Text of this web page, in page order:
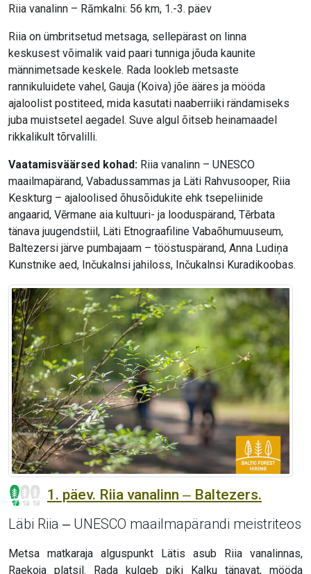
Riia vanalinn – Rāmkalni: 56 km, 1.-3. päev
Riia on ümbritsetud metsaga, sellepärast on linna
keskusest võimalik vaid paari tunniga jõuda kaunite
männimetsade keskele. Rada lookleb metsaste
rannikuluidete vahel, Gauja (Koiva) jõe ääres ja mööda
ajaloolist postiteed, mida kasutati naaberriiki rändamiseks
juba muistsetel aegadel. Suve algul õitseb heinamaadel
rikkalikult tõrvalilli.
Vaatamisväärsed kohad: Riia vanalinn – UNESCO
maailmapärand, Vabadussammas ja Läti Rahvusooper, Riia
Keskturg – ajaloolised õhusõidukite ehk tsepeliinide
angaarid, Vērmane aia kultuuri- ja looduspärand, Tērbata
tänava juugendstiil, Läti Etnograafiline Vabaõhumuuseum,
Baltezersi järve pumbajaam – tööstuspärand, Anna Ludiņa
Kunstnike aed, Inčukalnsi jahiloss, Inčukalnsi Kuradikoobas.
1. päev. Riia vanalinn ‒ Baltezers.
Läbi Riia ‒ UNESCO maailmapärandi meistriteos
Metsa matkaraja alguspunkt Lätis asub Riia vanalinnas,
Raekoja platsil. Rada kulgeb piki Kaļķu tänavat, mööda